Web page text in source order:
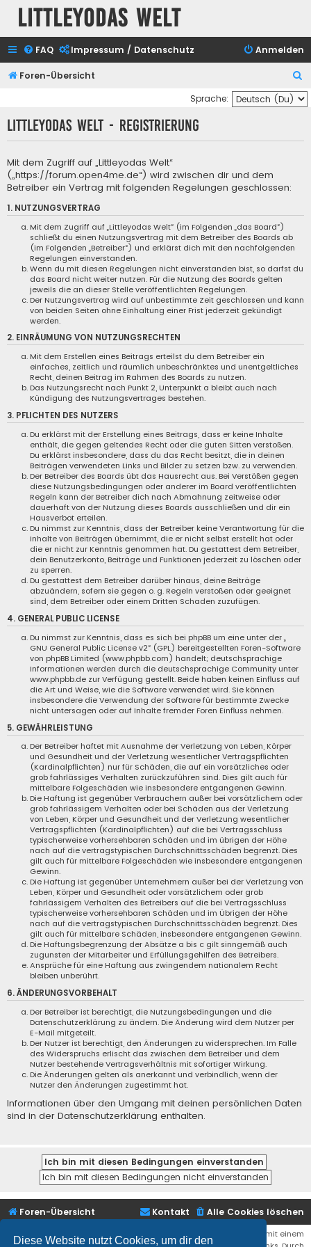
Diese Website nutzt Cookies, um dir den
Littleyodas Welt
FAQ Impressum / Datenschutz Anmelden
Foren-Übersicht
u
c
Sprache:
Littleyodas Welt - Registrierung
Mit dem Zugriff auf „Littleyodas Welt“
(„https://forum.open4me.de“) wird zwischen dir und dem
Betreiber ein Vertrag mit folgenden Regelungen geschlossen:
1. NUTZUNGSVERTRAG
Mit dem Zugriff auf „Littleyodas Welt“ (im Folgenden „das Board“)
schließt du einen Nutzungsvertrag mit dem Betreiber des Boards ab
(im Folgenden „Betreiber“) und erklärst dich mit den nachfolgenden
Regelungen einverstanden.
Wenn du mit diesen Regelungen nicht einverstanden bist, so darfst du
das Board nicht weiter nutzen. Für die Nutzung des Boards gelten
jeweils die an dieser Stelle veröffentlichten Regelungen.
Der Nutzungsvertrag wird auf unbestimmte Zeit geschlossen und kann
von beiden Seiten ohne Einhaltung einer Frist jederzeit gekündigt
werden.
2. EINRÄUMUNG VON NUTZUNGSRECHTEN
Mit dem Erstellen eines Beitrags erteilst du dem Betreiber ein
einfaches, zeitlich und räumlich unbeschränktes und unentgeltliches
Recht, deinen Beitrag im Rahmen des Boards zu nutzen.
Das Nutzungsrecht nach Punkt 2, Unterpunkt a bleibt auch nach
Kündigung des Nutzungsvertrages bestehen.
3. PFLICHTEN DES NUTZERS
Du erklärst mit der Erstellung eines Beitrags, dass er keine Inhalte
enthält, die gegen geltendes Recht oder die guten Sitten verstoßen.
Du erklärst insbesondere, dass du das Recht besitzt, die in deinen
Beiträgen verwendeten Links und Bilder zu setzen bzw. zu verwenden.
Der Betreiber des Boards übt das Hausrecht aus. Bei Verstößen gegen
diese Nutzungsbedingungen oder anderer im Board veröffentlichten
Regeln kann der Betreiber dich nach Abmahnung zeitweise oder
dauerhaft von der Nutzung dieses Boards ausschließen und dir ein
Hausverbot erteilen.
Du nimmst zur Kenntnis, dass der Betreiber keine Verantwortung für die
Inhalte von Beiträgen übernimmt, die er nicht selbst erstellt hat oder
die er nicht zur Kenntnis genommen hat. Du gestattest dem Betreiber,
dein Benutzerkonto, Beiträge und Funktionen jederzeit zu löschen oder
zu sperren.
Du gestattest dem Betreiber darüber hinaus, deine Beiträge
abzuändern, sofern sie gegen o. g. Regeln verstoßen oder geeignet
sind, dem Betreiber oder einem Dritten Schaden zuzufügen.
4. GENERAL PUBLIC LICENSE
Du nimmst zur Kenntnis, dass es sich bei phpBB um eine unter der „
GNU General Public License v2“ (GPL) bereitgestellten Foren-Software
von phpBB Limited (www.phpbb.com) handelt; deutschsprachige
Informationen werden durch die deutschsprachige Community unter
www.phpbb.de zur Verfügung gestellt. Beide haben keinen Einfluss auf
die Art und Weise, wie die Software verwendet wird. Sie können
insbesondere die Verwendung der Software für bestimmte Zwecke
nicht untersagen oder auf Inhalte fremder Foren Einfluss nehmen.
5. GEWÄHRLEISTUNG
Der Betreiber haftet mit Ausnahme der Verletzung von Leben, Körper
und Gesundheit und der Verletzung wesentlicher Vertragspflichten
(Kardinalpflichten) nur für Schäden, die auf ein vorsätzliches oder
grob fahrlässiges Verhalten zurückzuführen sind. Dies gilt auch für
mittelbare Folgeschäden wie insbesondere entgangenen Gewinn.
Die Haftung ist gegenüber Verbrauchern außer bei vorsätzlichem oder
grob fahrlässigem Verhalten oder bei Schäden aus der Verletzung
von Leben, Körper und Gesundheit und der Verletzung wesentlicher
Vertragspflichten (Kardinalpflichten) auf die bei Vertragsschluss
typischerweise vorhersehbaren Schäden und im übrigen der Höhe
nach auf die vertragstypischen Durchschnittsschäden begrenzt. Dies
gilt auch für mittelbare Folgeschäden wie insbesondere entgangenen
Gewinn.
Die Haftung ist gegenüber Unternehmern außer bei der Verletzung von
Leben, Körper und Gesundheit oder vorsätzlichem oder grob
fahrlässigem Verhalten des Betreibers auf die bei Vertragsschluss
typischerweise vorhersehbaren Schäden und im Übrigen der Höhe
nach auf die vertragstypischen Durchschnittsschäden begrenzt. Dies
gilt auch für mittelbare Schäden, insbesondere entgangenen Gewinn.
Die Haftungsbegrenzung der Absätze a bis c gilt sinngemäß auch
zugunsten der Mitarbeiter und Erfüllungsgehilfen des Betreibers.
Ansprüche für eine Haftung aus zwingendem nationalem Recht
bleiben unberührt.
6. ÄNDERUNGSVORBEHALT
Der Betreiber ist berechtigt, die Nutzungsbedingungen und die
Datenschutzerklärung zu ändern. Die Änderung wird dem Nutzer per
E-Mail mitgeteilt.
Der Nutzer ist berechtigt, den Änderungen zu widersprechen. Im Falle
des Widerspruchs erlischt das zwischen dem Betreiber und dem
Nutzer bestehende Vertragsverhältnis mit sofortiger Wirkung.
Die Änderungen gelten als anerkannt und verbindlich, wenn der
Nutzer den Änderungen zugestimmt hat.
Informationen über den Umgang mit deinen persönlichen Daten
sind in der Datenschutzerklärung enthalten.
Foren-Übersicht Alle Cookies löschen
Kontakt
Bei den Links zu Shops (Amazon, Ebay, Aliexpress, ...) und Links, die mit einem